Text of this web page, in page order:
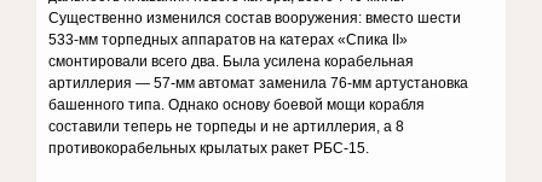
Существенно изменился состав вооружения: вместо шести
533-мм торпедных аппаратов на катерах «Спика II»
смонтировали всего два. Была усилена корабельная
артиллерия — 57-мм автомат заменила 76-мм артустановка
башенного типа. Однако основу боевой мощи корабля
составили теперь не торпеды и не артиллерия, а 8
противокорабельных крылатых ракет РБС-15.